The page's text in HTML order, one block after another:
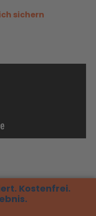
sichern
Kostenfrei.